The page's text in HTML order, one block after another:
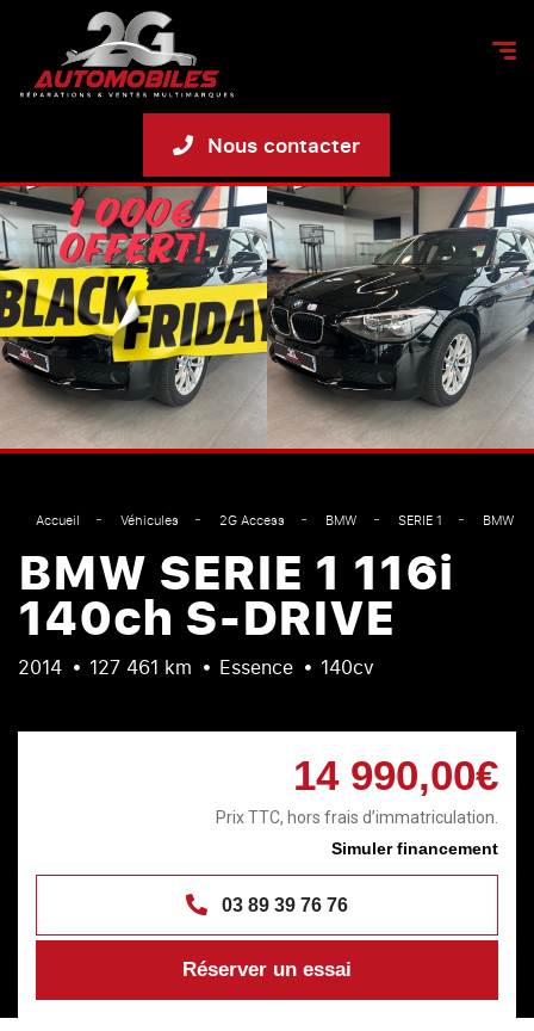
Nous contacter
Accueil Véhicules 2G Access BMW SERIE 1 BMW
BMW SERIE 1 116i
140ch S-DRIVE
2014 127 461 km Essence 140cv
14 990,00€
Prix TTC, hors frais d’immatriculation.
Simuler financement
03 89 39 76 76
Réserver un essai